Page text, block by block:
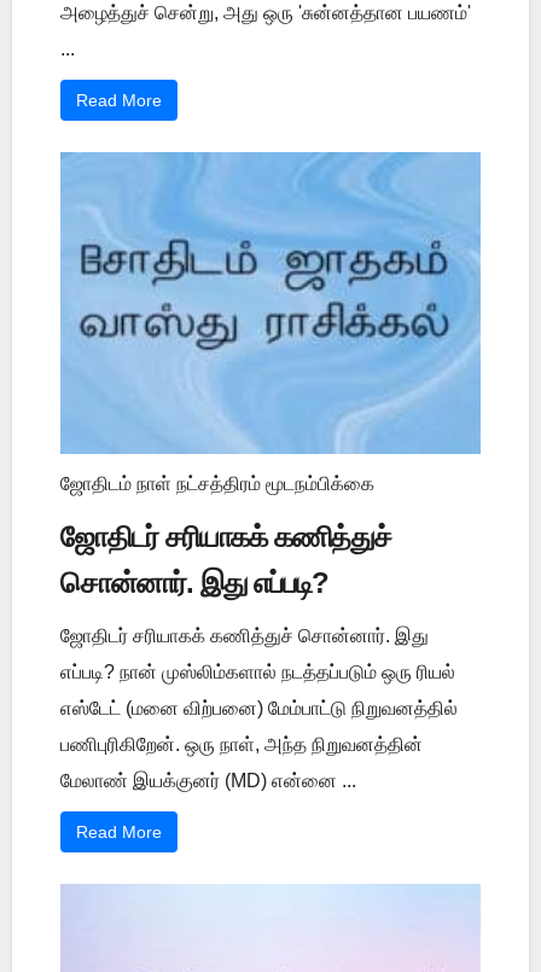
அழைத்துச் சென்று, அது ஒரு 'சுன்னத்தான பயணம்'
...
Read More
ஜோதிடம் நாள் நட்சத்திரம் மூடநம்பிக்கை
ஜோதிடர் சரியாகக் கணித்துச்
சொன்னார். இது எப்படி?
ஜோதிடர் சரியாகக் கணித்துச் சொன்னார். இது
எப்படி? நான் முஸ்லிம்களால் நடத்தப்படும் ஒரு ரியல்
எஸ்டேட் (மனை விற்பனை) மேம்பாட்டு நிறுவனத்தில்
பணிபுரிகிறேன். ஒரு நாள், அந்த நிறுவனத்தின்
மேலாண் இயக்குனர் (MD) என்னை ...
Read More